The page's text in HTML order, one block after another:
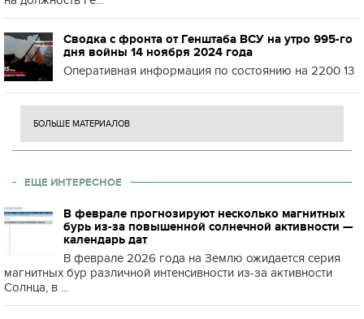
Сводка с фронта от Генштаба ВСУ на утро 995-го
дня войны 14 ноября 2024 года
Оперативная информация по состоянию на 2200 13
БОЛЬШЕ МАТЕРИАЛОВ
ЕЩЕ ИНТЕРЕСНОЕ
В феврале прогнозируют несколько магнитных
бурь из-за повышенной солнечной активности —
календарь дат
В феврале 2026 года на Землю ожидается серия
магнитных бур различной интенсивности из-за активности
Солнца, в ...